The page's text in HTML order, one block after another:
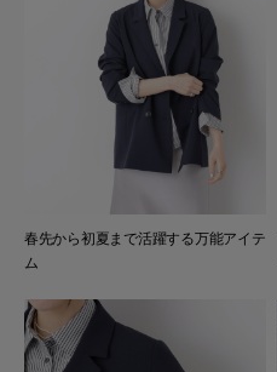
春先から初夏まで活躍する万能アイテ
ム